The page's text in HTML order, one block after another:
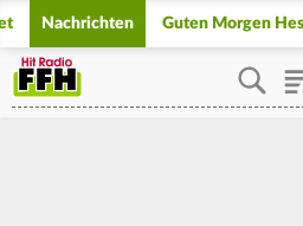
Nachrichten Guten Morgen